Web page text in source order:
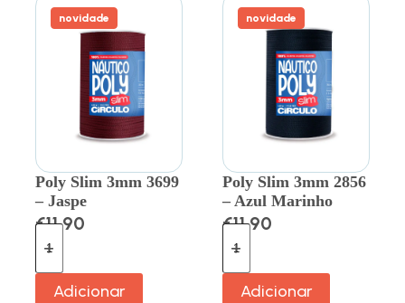
novidade
Poly Slim 3mm 3699
– Jaspe
€11.90
Adicionar
novidade
Poly Slim 3mm 2856
– Azul Marinho
€11.90
Adicionar